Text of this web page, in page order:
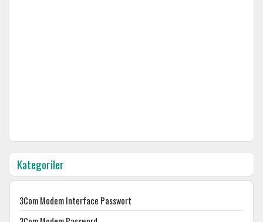
Kategoriler
3Com Modem Interface Passwort